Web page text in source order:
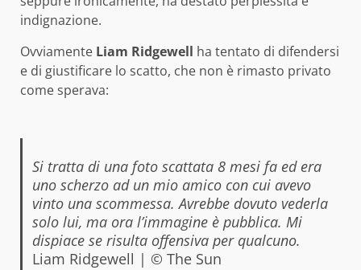
indignazione.
Ovviamente Liam Ridgewell ha tentato di difendersi
e di giustificare lo scatto, che non è rimasto privato
come sperava:
Si tratta di una foto scattata 8 mesi fa ed era
uno scherzo ad un mio amico con cui avevo
vinto una scommessa. Avrebbe dovuto vederla
solo lui, ma ora l’immagine è pubblica. Mi
dispiace se risulta offensiva per qualcuno.
Liam Ridgewell | © The Sun